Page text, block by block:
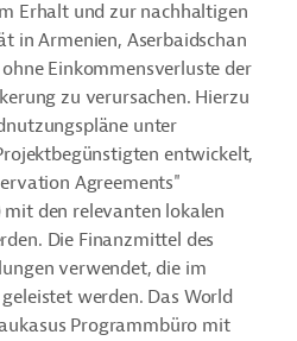
Erhalt und zur nachhaltigen
in Armenien, Aserbaidschan
Einkommensverluste der
zu verursachen. Hierzu
unter
entwickelt,
Agreements"
den relevanten lokalen
Die Finanzmittel des
verwendet, die im
werden. Das World
Programmbüro mit